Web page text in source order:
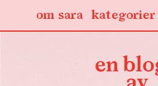
kategorier
om sara